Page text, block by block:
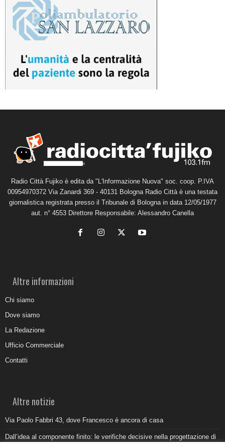
Radio Città Fujiko è edita da "L'Informazione Nuova" soc. coop. P.IVA
00954970372 Via Zanardi 369 - 40131 Bologna Radio Città è una testata
giornalistica registrata presso il Tribunale di Bologna in data 12/05/1977
aut. n° 4553 Direttore Responsabile: Alessandro Canella
Altre informazioni
Chi siamo
Dove siamo
La Redazione
Ufficio Commerciale
Contatti
Altre notizie
Via Paolo Fabbri 43, dove Francesco è ancora di casa
Dall’idea al componente finito: le verifiche decisive nella progettazione di